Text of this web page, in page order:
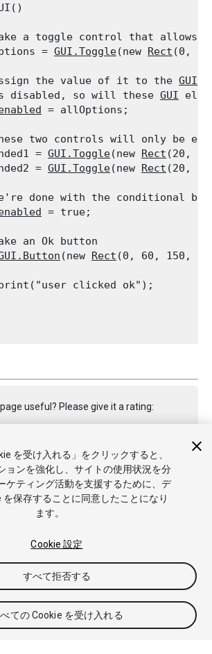
a toggle control that allows
=
GUI.Toggle(new Rect (0,
the value of it to the
disabled, so will these
GUI
= allOptions;
two controls will only be
=
GUI.Toggle(new Rect (20,
=
GUI.Toggle(new Rect (20,
done with the conditional
= true;
an Ok button
(new Rect (0, 60, 150,
clicked ok");
useful? Please give it a rating:
on this page
Technologies. Publication 2021.2
ナレッジベース
情報を販売または共有しない
を受け入れる」をクリックすると、
ョンを強化し、サイトの使用状況を分
ケティング活動を支援するために、デ
を保存することに同意したことになり
ます。
Cookie 設定
すべて拒否する
ての Cookie を受け入れる